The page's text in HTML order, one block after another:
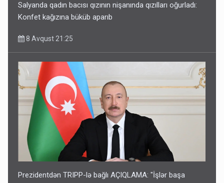
Salyanda qadın bacısı qızının nişanında qızılları oğurladı:
Konfet kağızına büküb aparıb
8 Avqust 21:25
Prezidentdən TRIPP-lə bağlı AÇIQLAMA: "İşlər başa